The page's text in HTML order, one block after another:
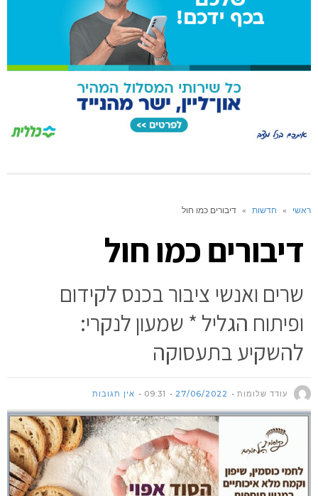
ראשי » חדשות » דיבורים כמו חול
דיבורים כמו חול
שרים ואנשי ציבור בכנס לקידום
ופיתוח הגליל * שמעון לנקרי:
להשקיע בתעסוקה
עודד שלומות 27/06/2022
09:31 אין תגובות